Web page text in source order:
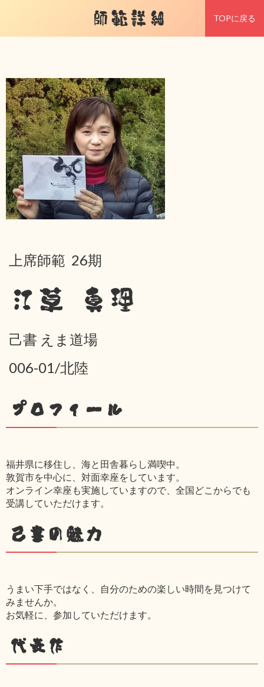
師範詳細 TOPに戻る
上席師範 26期
江草 真理
己書 えま道場
006-01/北陸
プロフィール
福井県に移住し、海と田舎暮らし満喫中。
敦賀市を中心に、対面幸座をしています。
オンライン幸座も実施していますので、全国どこからでも
受講していただけます。
己書の魅力
うまい下手ではなく、自分のための楽しい時間を見つけて
みませんか。
お気軽に、参加していただけます。
代表作